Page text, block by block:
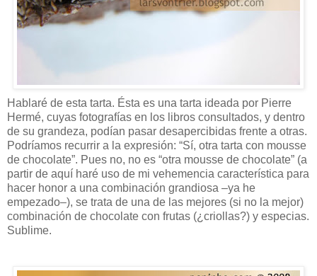
Hablaré de esta tarta. Ésta es una tarta ideada por Pierre
Hermé, cuyas fotografías en los libros consultados, y dentro
de su grandeza, podían pasar desapercibidas frente a otras.
Podríamos recurrir a la expresión: “Sí, otra tarta con mousse
de chocolate”. Pues no, no es “otra mousse de chocolate” (a
partir de aquí haré uso de mi vehemencia característica para
hacer honor a una combinación grandiosa –ya he
empezado–), se trata de una de las mejores (si no la mejor)
combinación de chocolate con frutas (¿criollas?) y especias.
Sublime.